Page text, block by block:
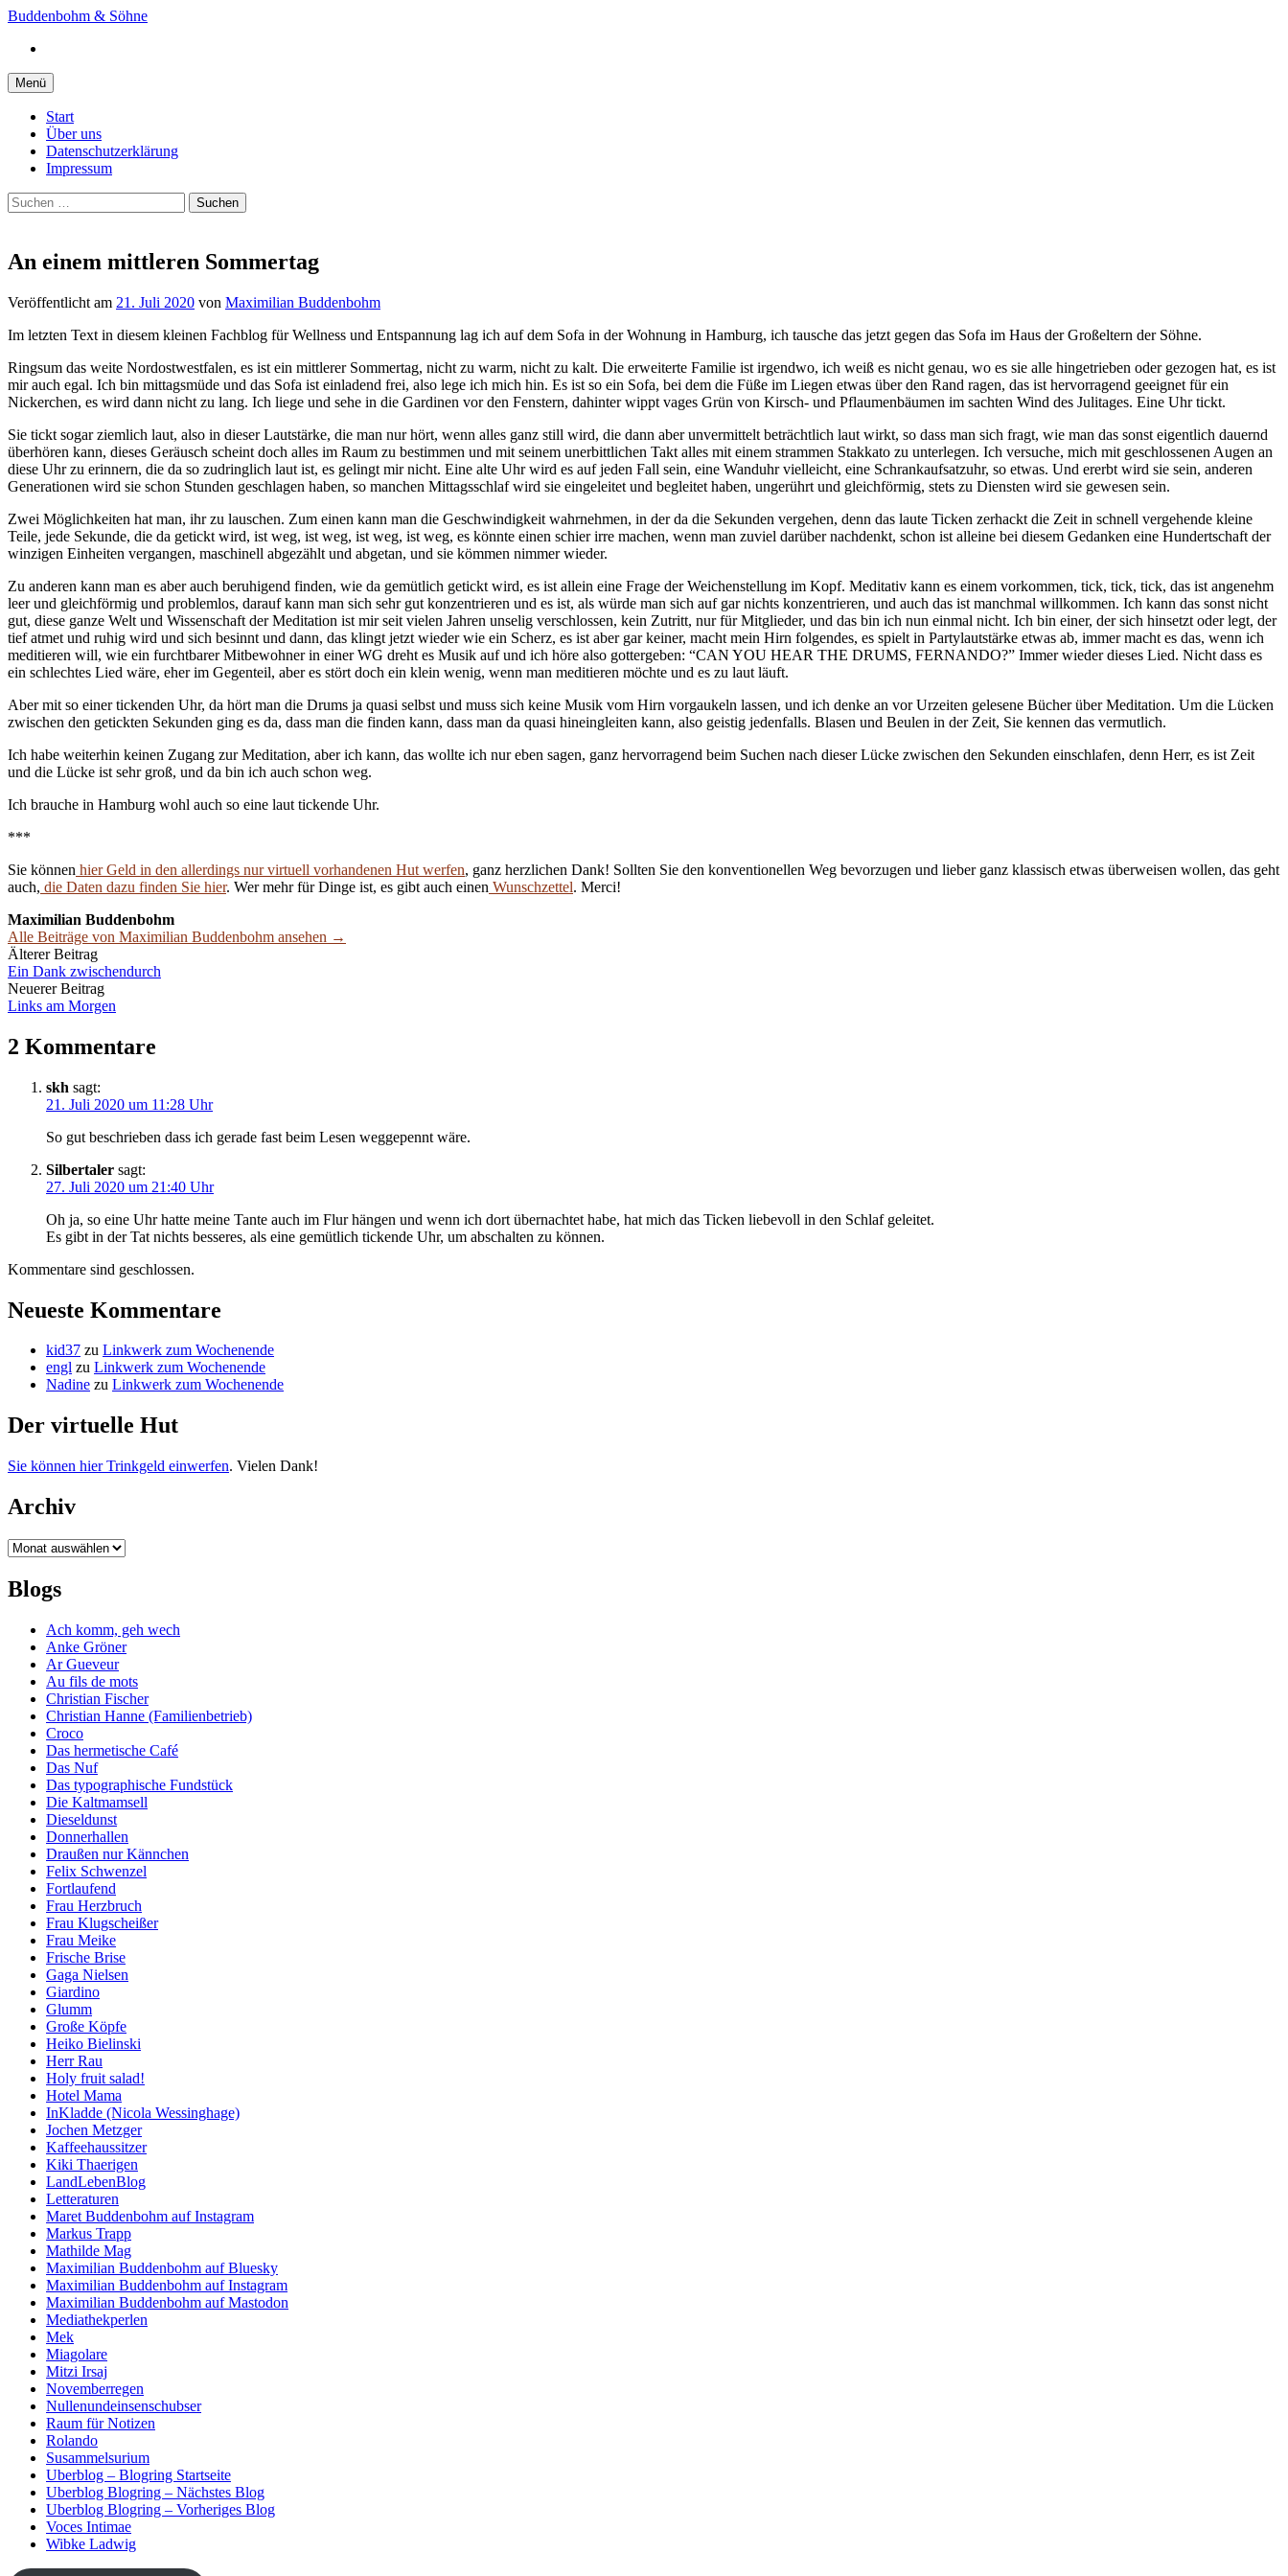
Springe
Inhalt
Buddenbohm & Söhne
Menü
Start
Über uns
Datenschutzerklärung
Impressum
Suchen
nach:
An einem mittleren Sommertag
Veröffentlicht am 21. Juli 2020 von Maximilian Buddenbohm
Im letzten Text in diesem kleinen Fachblog für Wellness und Entspannung lag ich auf dem Sofa in der Wohnung in Hamburg, ich tausche das jetzt gegen das Sofa im Haus der Großeltern der Söhne.
Ringsum das weite Nordostwestfalen, es ist ein mittlerer Sommertag, nicht zu warm, nicht zu kalt. Die erweiterte Familie ist irgendwo, ich weiß es nicht genau, wo es sie alle hingetrieben oder gezogen hat, es ist
mir auch egal. Ich bin mittagsmüde und das Sofa ist einladend frei, also lege ich mich hin. Es ist so ein Sofa, bei dem die Füße im Liegen etwas über den Rand ragen, das ist hervorragend geeignet für ein
Nickerchen, es wird dann nicht zu lang. Ich liege und sehe in die Gardinen vor den Fenstern, dahinter wippt vages Grün von Kirsch- und Pflaumenbäumen im sachten Wind des Julitages. Eine Uhr tickt.
Sie tickt sogar ziemlich laut, also in dieser Lautstärke, die man nur hört, wenn alles ganz still wird, die dann aber unvermittelt beträchtlich laut wirkt, so dass man sich fragt, wie man das sonst eigentlich dauernd
überhören kann, dieses Geräusch scheint doch alles im Raum zu bestimmen und mit seinem unerbittlichen Takt alles mit einem strammen Stakkato zu unterlegen. Ich versuche, mich mit geschlossenen Augen an
diese Uhr zu erinnern, die da so zudringlich laut ist, es gelingt mir nicht. Eine alte Uhr wird es auf jeden Fall sein, eine Wanduhr vielleicht, eine Schrankaufsatzuhr, so etwas. Und ererbt wird sie sein, anderen
Generationen wird sie schon Stunden geschlagen haben, so manchen Mittagsschlaf wird sie eingeleitet und begleitet haben, ungerührt und gleichförmig, stets zu Diensten wird sie gewesen sein.
Zwei Möglichkeiten hat man, ihr zu lauschen. Zum einen kann man die Geschwindigkeit wahrnehmen, in der da die Sekunden vergehen, denn das laute Ticken zerhackt die Zeit in schnell vergehende kleine
Teile, jede Sekunde, die da getickt wird, ist weg, ist weg, ist weg, ist weg, es könnte einen schier irre machen, wenn man zuviel darüber nachdenkt, schon ist alleine bei diesem Gedanken eine Hundertschaft der
winzigen Einheiten vergangen, maschinell abgezählt und abgetan, und sie kömmen nimmer wieder.
Zu anderen kann man es aber auch beruhigend finden, wie da gemütlich getickt wird, es ist allein eine Frage der Weichenstellung im Kopf. Meditativ kann es einem vorkommen, tick, tick, tick, das ist angenehm
leer und gleichförmig und problemlos, darauf kann man sich sehr gut konzentrieren und es ist, als würde man sich auf gar nichts konzentrieren, und auch das ist manchmal willkommen. Ich kann das sonst nicht
gut, diese ganze Welt und Wissenschaft der Meditation ist mir seit vielen Jahren unselig verschlossen, kein Zutritt, nur für Mitglieder, und das bin ich nun einmal nicht. Ich bin einer, der sich hinsetzt oder legt, der
tief atmet und ruhig wird und sich besinnt und dann, das klingt jetzt wieder wie ein Scherz, es ist aber gar keiner, macht mein Hirn folgendes, es spielt in Partylautstärke etwas ab, immer macht es das, wenn ich
meditieren will, wie ein furchtbarer Mitbewohner in einer WG dreht es Musik auf und ich höre also gottergeben: “CAN YOU HEAR THE DRUMS, FERNANDO?” Immer wieder dieses Lied. Nicht dass es
ein schlechtes Lied wäre, eher im Gegenteil, aber es stört doch ein klein wenig, wenn man meditieren möchte und es zu laut läuft.
Aber mit so einer tickenden Uhr, da hört man die Drums ja quasi selbst und muss sich keine Musik vom Hirn vorgaukeln lassen, und ich denke an vor Urzeiten gelesene Bücher über Meditation. Um die Lücken
zwischen den getickten Sekunden ging es da, dass man die finden kann, dass man da quasi hineingleiten kann, also geistig jedenfalls. Blasen und Beulen in der Zeit, Sie kennen das vermutlich.
Ich habe weiterhin keinen Zugang zur Meditation, aber ich kann, das wollte ich nur eben sagen, ganz hervorragend beim Suchen nach dieser Lücke zwischen den Sekunden einschlafen, denn Herr, es ist Zeit
und die Lücke ist sehr groß, und da bin ich auch schon weg.
Ich brauche in Hamburg wohl auch so eine laut tickende Uhr.
***
Sie können hier Geld in den allerdings nur virtuell vorhandenen Hut werfen, ganz herzlichen Dank! Sollten Sie den konventionellen Weg bevorzugen und lieber ganz klassisch etwas überweisen wollen, das geht
auch, die Daten dazu finden Sie hier. Wer mehr für Dinge ist, es gibt auch einen Wunschzettel. Merci!
Maximilian Buddenbohm
Alle Beiträge von Maximilian Buddenbohm ansehen →
Beitrags-
Navigation
Älterer Beitrag
Ein Dank zwischendurch
Neuerer Beitrag
Links am Morgen
2 Kommentare
skh sagt:
21. Juli 2020 um 11:28 Uhr
So gut beschrieben dass ich gerade fast beim Lesen weggepennt wäre.
Silbertaler sagt:
27. Juli 2020 um 21:40 Uhr
Oh ja, so eine Uhr hatte meine Tante auch im Flur hängen und wenn ich dort übernachtet habe, hat mich das Ticken liebevoll in den Schlaf geleitet.
Es gibt in der Tat nichts besseres, als eine gemütlich tickende Uhr, um abschalten zu können.
Kommentare sind geschlossen.
Neueste Kommentare
kid37 zu Linkwerk zum Wochenende
engl zu Linkwerk zum Wochenende
Nadine zu Linkwerk zum Wochenende
Der virtuelle Hut
Sie können hier Trinkgeld einwerfen. Vielen Dank!
Archiv
Archiv
Blogs
Ach komm, geh wech
Anke Gröner
Ar Gueveur
Au fils de mots
Christian Fischer
Christian Hanne (Familienbetrieb)
Croco
Das hermetische Café
Das Nuf
Das typographische Fundstück
Die Kaltmamsell
Dieseldunst
Donnerhallen
Draußen nur Kännchen
Felix Schwenzel
Fortlaufend
Frau Herzbruch
Frau Klugscheißer
Frau Meike
Frische Brise
Gaga Nielsen
Giardino
Glumm
Große Köpfe
Heiko Bielinski
Herr Rau
Holy fruit salad!
Hotel Mama
InKladde (Nicola Wessinghage)
Jochen Metzger
Kaffeehaussitzer
Kiki Thaerigen
LandLebenBlog
Letteraturen
Maret Buddenbohm auf Instagram
Markus Trapp
Mathilde Mag
Maximilian Buddenbohm auf Bluesky
Maximilian Buddenbohm auf Instagram
Maximilian Buddenbohm auf Mastodon
Mediathekperlen
Mek
Miagolare
Mitzi Irsaj
Novemberregen
Nullenundeinsenschubser
Raum für Notizen
Rolando
Susammelsurium
Uberblog – Blogring Startseite
Uberblog Blogring – Nächstes Blog
Uberblog Blogring – Vorheriges Blog
Voces Intimae
Wibke Ladwig